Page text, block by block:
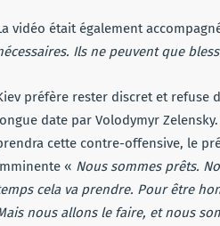
vidéo était également
Ils ne peuvent que
préfère rester discret et refuse
date par Volodymyr
cette contre-offensive, le
« Nous sommes prêts.
cela va prendre. Pour être
nous allons le faire, et nous